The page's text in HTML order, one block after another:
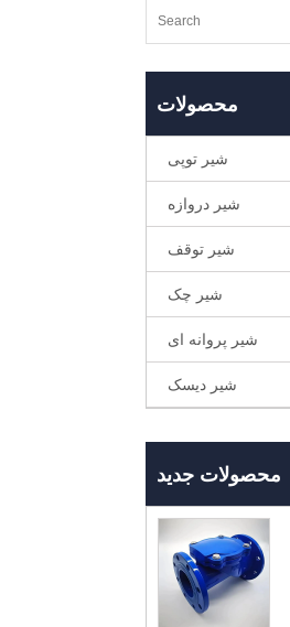
محصولات
شیر توپی
شیر دروازه
شیر توقف
شیر چک
شیر پروانه ای
شیر دیسک
محصولات جدید